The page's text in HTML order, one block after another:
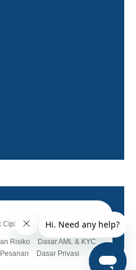
Cipta Terpelihara.
Risiko
Dasar AML & KYC
Dasar Privasi